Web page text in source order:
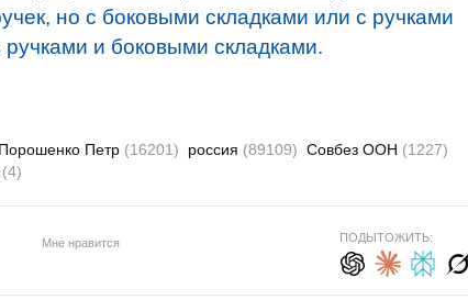
но с боковыми складками или с ручками
ручками и боковыми складками.
Порошенко Петр (16201) россия (89109) Совбез ООН (1227)
(4)
Мне нравится ПОДЫТОЖИТЬ: